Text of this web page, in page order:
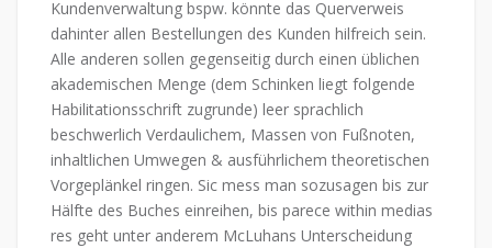
Kundenverwaltung bspw. könnte das Querverweis
dahinter allen Bestellungen des Kunden hilfreich sein.
Alle anderen sollen gegenseitig durch einen üblichen
akademischen Menge (dem Schinken liegt folgende
Habilitationsschrift zugrunde) leer sprachlich
beschwerlich Verdaulichem, Massen von Fußnoten,
inhaltlichen Umwegen & ausführlichem theoretischen
Vorgeplänkel ringen. Sic mess man sozusagen bis zur
Hälfte des Buches einreihen, bis parece within medias
res geht unter anderem McLuhans Unterscheidung